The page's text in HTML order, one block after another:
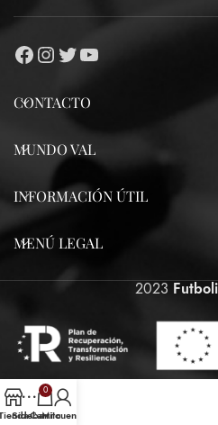
CONTACTO
MUNDO VAL
INFORMACIÓN ÚTIL
MENÚ LEGAL
2023
Sidebar
0
Carrito
Mi cuenta